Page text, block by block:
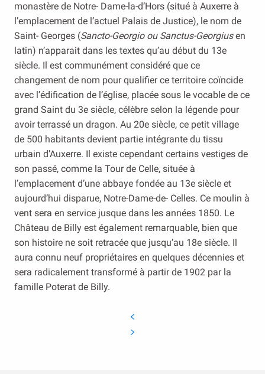
monastère de Notre- Dame-la-d’Hors (situé à Auxerre à
l’emplacement de l’actuel Palais de Justice), le nom de
Saint- Georges (Sancto-Georgio ou Sanctus-Georgiusen
latin) n’apparait dans les textes qu’au début du 13e
siècle. Il est communément considéré que ce
changement de nom pour qualifier ce territoire coïncide
avec l’édification de l’église, placée sous le vocable de ce
grand Saint du 3e siècle, célèbre selon la légende pour
avoir terrassé un dragon. Au 20e siècle, ce petit village
de 500 habitants devient partie intégrante du tissu
urbain d’Auxerre. Il existe cependant certains vestiges de
son passé, comme la Tour de Celle, située à
l’emplacement d’une abbaye fondée au 13e siècle et
aujourd’hui disparue, Notre-Dame-de- Celles. Ce moulin à
vent sera en service jusque dans les années 1850. Le
Château de Billy est également remarquable, bien que
son histoire ne soit retracée que jusqu’au 18e siècle. Il
aura connu neuf propriétaires en quelques décennies et
sera radicalement transformé à partir de 1902 par la
famille Poterat de Billy.